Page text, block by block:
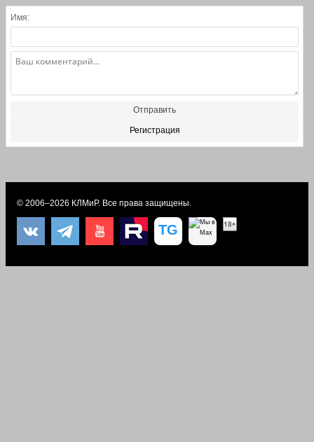
Имя:
Отправить
Регистрация
© 2006–2026 КЛМиP. Все права защищены.